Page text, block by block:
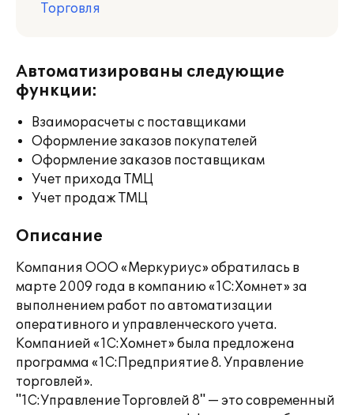
Торговля
Автоматизированы следующие
функции:
Взаиморасчеты с поставщиками
Оформление заказов покупателей
Оформление заказов поставщикам
Учет прихода ТМЦ
Учет продаж ТМЦ
Описание
Компания ООО «Меркуриус» обратилась в
марте 2009 года в компанию «1С:Хомнет» за
выполнением работ по автоматизации
оперативного и управленческого учета.
Компанией «1С:Хомнет» была предложена
программа «1С:Предприятие 8. Управление
торговлей».
"1С:Управление Торговлей 8" — это современный